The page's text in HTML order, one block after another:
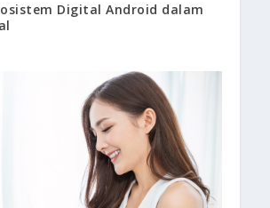
Digital Android dalam